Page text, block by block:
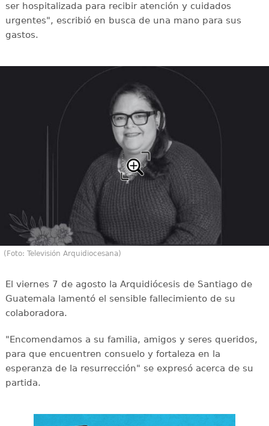
ser hospitalizada para recibir atención y cuidados
urgentes", escribió en busca de una mano para sus
gastos.
(Foto: Televisión Arquidiocesana)
El viernes 7 de agosto la Arquidiócesis de Santiago de
Guatemala lamentó el sensible fallecimiento de su
colaboradora.
"Encomendamos a su familia, amigos y seres queridos,
para que encuentren consuelo y fortaleza en la
esperanza de la resurrección" se expresó acerca de su
partida.